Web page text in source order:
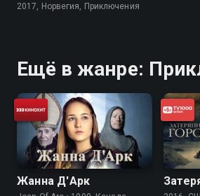
2017, Норвегия, Приключения
Ещё в жанре:
Жанна Д'Арк